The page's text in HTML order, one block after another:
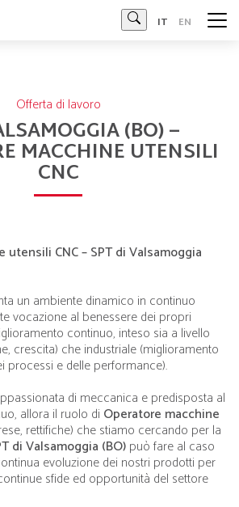
Streparava IT EN
Offerta di lavoro
(BO) –
MACCHINE UTENSILI
CNC
CNC – SPT di Valsamoggia
un ambiente dinamico in continuo
vocazione al benessere dei propri
continuo, inteso sia a livello
crescita) che industriale (miglioramento
processi e delle performance).
di meccanica e predisposta al
allora il ruolo di Operatore macchine
rettifiche) che stiamo cercando per la
di Valsamoggia (BO)può fare al caso
evoluzione dei nostri prodotti per
sfide ed opportunità del settore